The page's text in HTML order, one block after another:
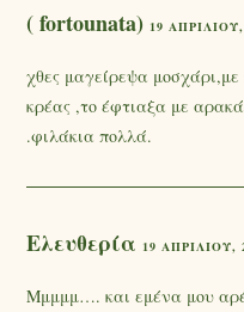
( fortounata) 19 ΑΠΡΙΛΊΟΥ,
χθες μαγείρεψα
κρέας ,το έφτιαξα με
.φιλάκια πολλά.
Ελευθερία 19 ΑΠΡΙΛΊΟΥ,
Μμμμμ…. και εμένα μου